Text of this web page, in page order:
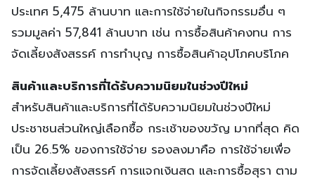
ประเทศ 5,475 ล้านบาท และการใช้จ่ายในกิจกรรมอื่น ๆ
รวมมูลค่า 57,841 ล้านบาท เช่น การซื้อสินค้าคงทน การ
จัดเลี้ยงสังสรรค์ การทำบุญ การซื้อสินค้าอุปโภคบริโภค
สินค้าและบริการที่ได้รับความนิยมในช่วงปีใหม่
สำหรับสินค้าและบริการที่ได้รับความนิยมในช่วงปีใหม่
ประชาชนส่วนใหญ่เลือกซื้อ กระเช้าของขวัญ มากที่สุด คิด
เป็น 26.5% ของการใช้จ่าย รองลงมาคือ การใช้จ่ายเพื่อ
การจัดเลี้ยงสังสรรค์ การแจกเงินสด และการซื้อสุรา ตาม